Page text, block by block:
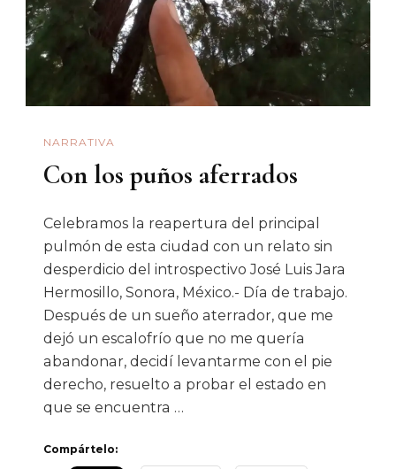
NARRATIVA
Con los puños aferrados
Celebramos la reapertura del principal
pulmón de esta ciudad con un relato sin
desperdicio del introspectivo José Luis Jara
Hermosillo, Sonora, México.- Día de trabajo.
Después de un sueño aterrador, que me
dejó un escalofrío que no me quería
abandonar, decidí levantarme con el pie
derecho, resuelto a probar el estado en
que se encuentra …
Compártelo: